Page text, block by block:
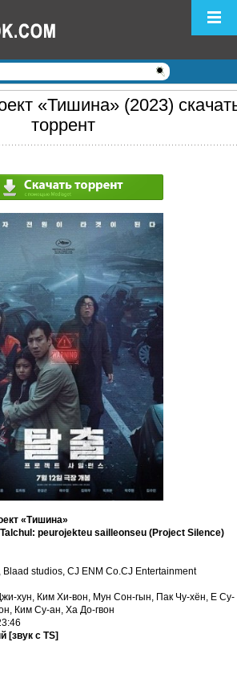
Пароль:
Забыли пароль?
«Тишина» (2023)
торрент
«Тишина»
Talchul: peurojekteu sailleonseu (Project Silence)
studios, CJ ENM Co.CJ Entertainment
хун, Ким Хи-вон, Мун Сон-гын, Пак Чу-хён, Е Су-
Ким Су-ан, Ха До-гвон
[звук с TS]